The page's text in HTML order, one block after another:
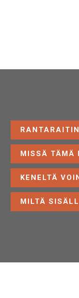
MISSÄ TÄMÄ
KENELTÄ
MILTÄ